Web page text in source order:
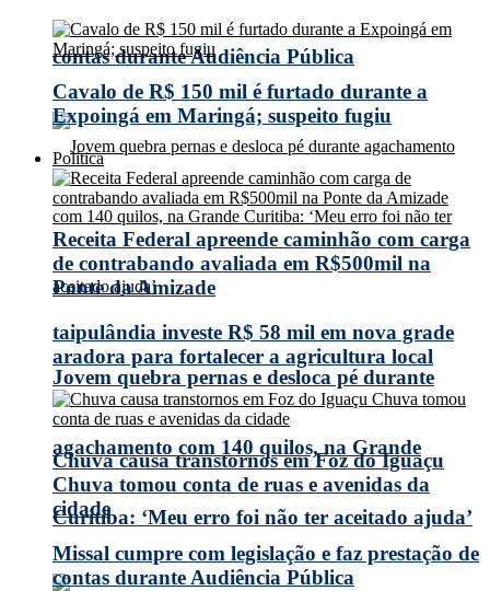
contas durante Audiência Pública
Jovem quebra pernas e desloca pé durante
agachamento com 140 quilos, na Grande
Curitiba: ‘Meu erro foi não ter aceitado ajuda’
Cavalo de R$ 150 mil é furtado durante a
Expoingá em Maringá; suspeito fugiu
Política
Receita Federal apreende caminhão com carga
de contrabando avaliada em R$500mil na
Ponte da Amizade
taipulândia investe R$ 58 mil em nova grade
aradora para fortalecer a agricultura local
Chuva causa transtornos em Foz do Iguaçu
Chuva tomou conta de ruas e avenidas da
cidade
Missal cumpre com legislação e faz prestação de
contas durante Audiência Pública